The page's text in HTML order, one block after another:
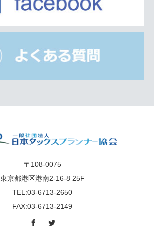
〒108-0075
東京都港区港南2-16-8 25F
TEL:03-6713-2650
FAX:03-6713-2149